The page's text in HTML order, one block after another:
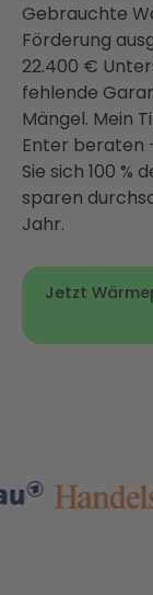
Gebrauchte
Förderung
22.400 €
fehlende
Mängel. Mein
Enter beraten
Sie sich 100 %
sparen
Jahr.
Jetzt